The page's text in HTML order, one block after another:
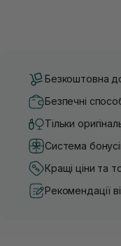
Безкоштовна
Безпечні
Тільки
Система
Кращі ціни та
Рекомендації